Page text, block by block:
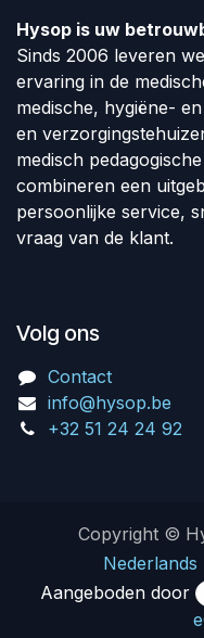
Hysop is uw
Sinds 2006 leveren
ervaring in de
medische, hygiëne-
en
medisch
combineren een
persoonlijke service,
vraag van de klant.
Volg ons
Contact
info@hysop.be
+32 51 24 24 92
Copyright ©
Nederlands
Aangeboden door